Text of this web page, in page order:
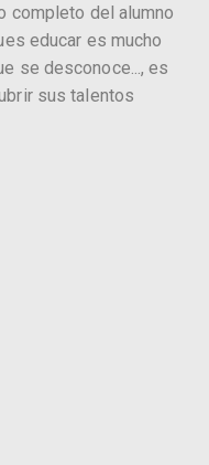
completo del alumno
educar es mucho
se desconoce..., es
sus talentos